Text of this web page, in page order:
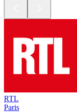
RTL
Paris